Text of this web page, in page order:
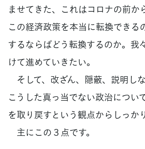
ませてきた、これはコロナの前か
この経済政策を本当に転換できる
するならばどう転換するのか。我
けて進めていきたい。
そして、改ざん、隠蔽、説明し
こうした真っ当でない政治につい
を取り戻すという観点からしっか
主にこの３点です。